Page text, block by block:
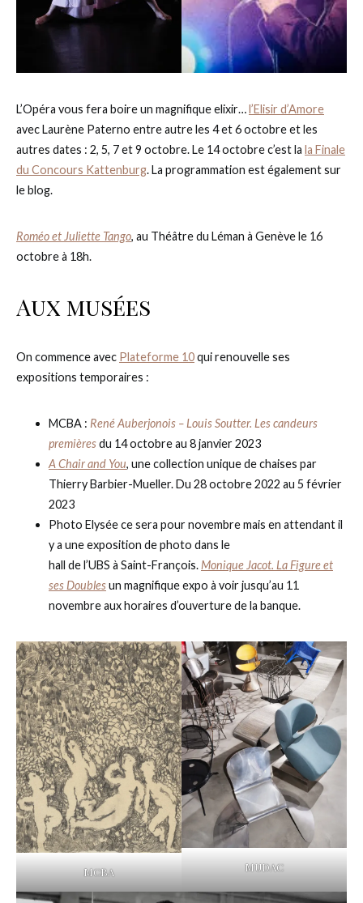
L’Opéra vous fera boire un magnifique elixir…l’Elisir d’Amore
avec Laurène Paterno entre autre les 4 et 6 octobre et les
autres dates : 2, 5, 7 et 9 octobre. Le 14 octobre c’est la la Finale
du Concours Kattenburg. La programmation est également sur
le blog.
Roméo et Juliette Tango, au Théâtre du Léman à Genève le 16
octobre à 18h.
Aux musées
On commence avec Plateforme 10qui renouvelle ses
expositions temporaires :
MCBA : René Auberjonois – Louis Soutter. Les candeurs
premièresdu 14 octobre au 8 janvier 2023
A Chair and You, une collection unique de chaises par
Thierry Barbier-Mueller. Du 28 octobre 2022 au 5 février
2023
Photo Elysée ce sera pour novembre mais en attendant il
y a une exposition de photo dans le
hall de l’UBS à Saint-François. Monique Jacot. La Figure et
ses Doublesun magnifique expo à voir jusqu’au 11
novembre aux horaires d’ouverture de la banque.
MCBA MUDAC